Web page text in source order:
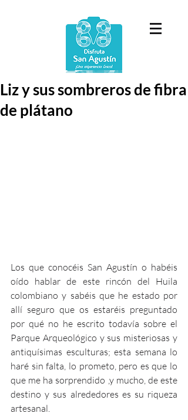
Liz y sus sombreros de fibra
de plátano
Los que conocéis San Agustín o habéis
oído hablar de este rincón del Huila
colombiano y sabéis que he estado por
allí seguro que os estaréis preguntado
por qué no he escrito todavía sobre el
Parque Arqueológico y sus misteriosas y
antiquísimas esculturas; esta semana lo
haré sin falta, lo prometo, pero es que lo
que me ha sorprendido ,y mucho, de este
destino y sus alrededores es su riqueza
artesanal.